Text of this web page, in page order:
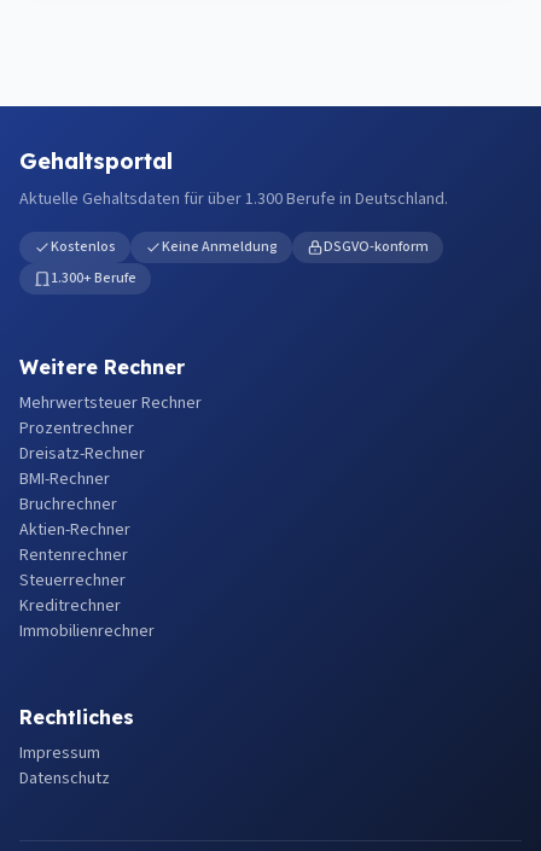
Gehaltsportal
Aktuelle Gehaltsdaten für über 1.300 Berufe in Deutschland.
Kostenlos Keine Anmeldung
DSGVO-konform
1.300+ Berufe
Weitere Rechner
Mehrwertsteuer Rechner
Prozentrechner
Dreisatz-Rechner
BMI-Rechner
Bruchrechner
Aktien-Rechner
Rentenrechner
Steuerrechner
Kreditrechner
Immobilienrechner
Rechtliches
Impressum
Datenschutz